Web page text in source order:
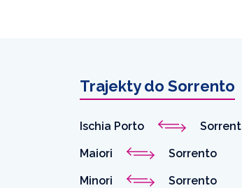
Trajekty do Sorrento
Ischia Porto
Maiori Sorrento
Minori Sorrento